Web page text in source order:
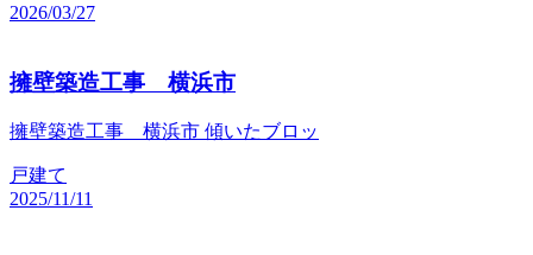
2026/03/27
擁壁築造工事 横浜市
擁壁築造工事 横浜市 傾いたブロッ
戸建て
2025/11/11